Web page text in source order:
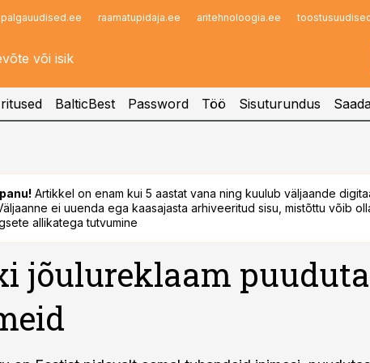
palgauudised.ee raamatupidaja.ee aritehnoloogia.ee
Infopank
BalticBest Password Töö Sisuturundus
Artikkel on enam kui 5 aastat vana ning kuulub väljaande
ei uuenda ega kaasajasta arhiveeritud sisu, mistõttu võib
allikatega tutvumine
jõulureklaam